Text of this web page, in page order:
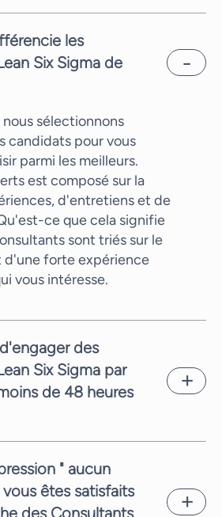
les
Six Sigma de
sélectionnons
candidats pour vous
parmi les meilleurs.
est composé sur la
d'entretiens et de
ce que cela signifie
sont triés sur le
forte expérience
vous intéresse.
des
Six Sigma par
de 48 heures
de la complexité de la
des
" aucun
vous êtes satisfaits
des Consultants